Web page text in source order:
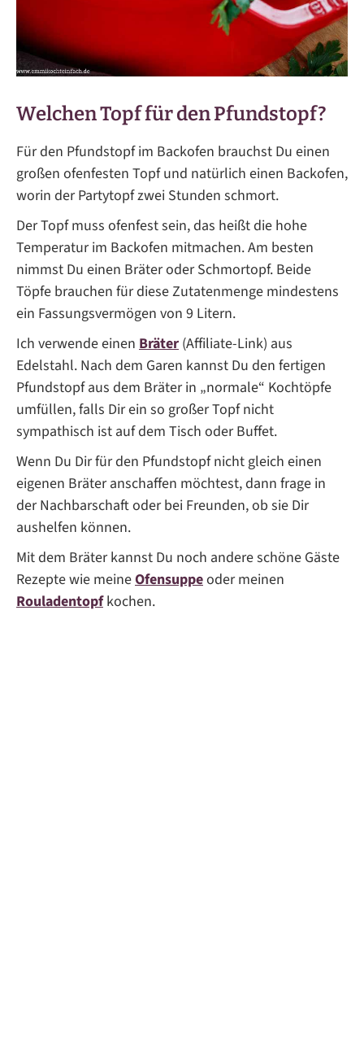
Welchen Topf für den Pfundstopf?
Für den Pfundstopf im Backofen brauchst Du einen
großen ofenfesten Topf und natürlich einen Backofen,
worin der Partytopf zwei Stunden schmort.
Der Topf muss ofenfest sein, das heißt die hohe
Temperatur im Backofen mitmachen. Am besten
nimmst Du einen Bräter oder Schmortopf. Beide
Töpfe brauchen für diese Zutatenmenge mindestens
ein Fassungsvermögen von 9 Litern.
Ich verwende einen Bräter (Affiliate-Link) aus
Edelstahl. Nach dem Garen kannst Du den fertigen
Pfundstopf aus dem Bräter in „normale“ Kochtöpfe
umfüllen, falls Dir ein so großer Topf nicht
sympathisch ist auf dem Tisch oder Buffet.
Wenn Du Dir für den Pfundstopf nicht gleich einen
eigenen Bräter anschaffen möchtest, dann frage in
der Nachbarschaft oder bei Freunden, ob sie Dir
aushelfen können.
Mit dem Bräter kannst Du noch andere schöne Gäste
Rezepte wie meineOfensuppeoder meinen
Rouladentopfkochen.